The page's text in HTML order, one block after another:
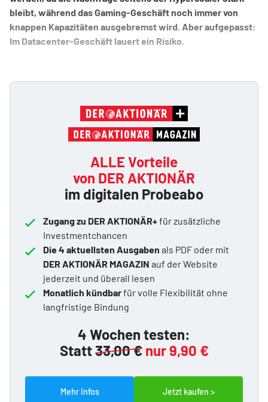
bleibt, während das Gaming-Geschäft noch immer von
knappen Kapazitäten ausgebremst wird. Aber aufgepasst:
Im Datacenter-Geschäft lauert ein Risiko.
ALLE Vorteile
von DER AKTIONÄR
im digitalen Probeabo
Zugang zu DER AKTIONÄR+für zusätzliche
Investmentchancen
Die 4 aktuellsten Ausgaben als PDF oder mit
DER AKTIONÄR MAGAZIN auf der Website
jederzeit und überall lesen
Monatlich kündbarfür volle Flexibilität ohne
langfristige Bindung
4 Wochen testen:
Statt33,00 € nur 9,90 €
Mehr Infos Jetzt kaufen >